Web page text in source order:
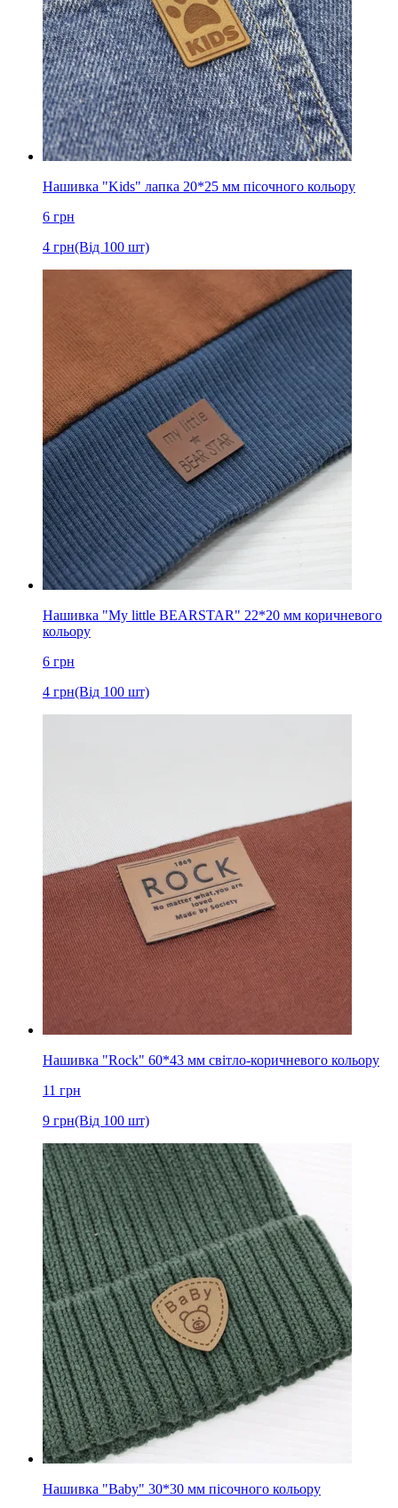
Нашивка "Kids" лапка 20*25 мм пісочного кольору
6 грн
4 грн(Від 100 шт)
Нашивка "My little BEARSTAR" 22*20 мм коричневого
кольору
6 грн
4 грн(Від 100 шт)
Нашивка "Rock" 60*43 мм світло-коричневого кольору
11 грн
9 грн(Від 100 шт)
Нашивка "Baby" 30*30 мм пісочного кольору